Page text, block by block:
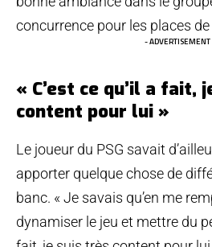
concurrence pour les places
-
« C’est ce qu’il a fait,
content pour lui »
Le joueur du PSG savait
apporter quelque chose de
banc. « Je savais qu’en me
dynamiser le jeu et mettre du